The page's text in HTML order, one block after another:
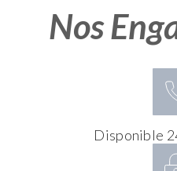
Nos
Disponible